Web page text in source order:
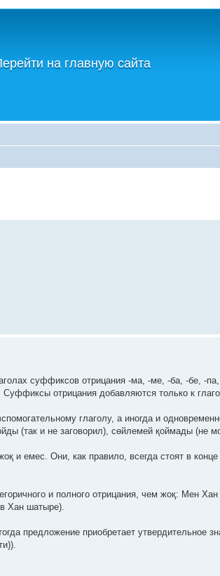
на главную сайта
суффиксов отрицания -ма, -ме, -ба, -бе, -па,
отрицания добавляются только к
глаголу, а иногда и
(так и не заговорил), сөйлемей қоймады (не
и емес. Они, как правило, всегда стоят в
и полного отрицания, чем жоқ: Мен
Хан шатыре).
предложение приобретает утвердительное